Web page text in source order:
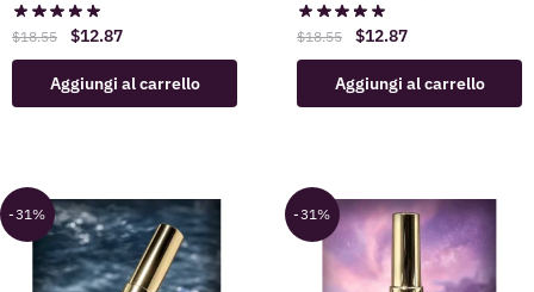
$18.55 $12.87
Aggiungi al carrello
$18.55 $12.87
Aggiungi al carrello
-31% -31%